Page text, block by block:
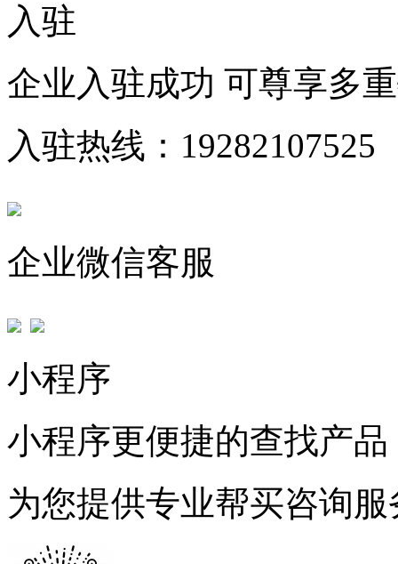
入驻
企业入驻成功 可尊享多
入驻热线：19282107525
企业微信客服
小程序
小程序更便捷的查找产品
为您提供专业帮买咨询服